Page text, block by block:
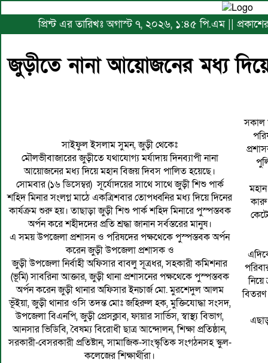
প্রিন্ট এর তারিখঃ অগাস্ট ৭, ২০২৬, ১:৪৫ পি.এম ||
জুড়ীতে নানা আয়োজনের মধ্য
সাইফুল ইসলাম সুমন, জুড়ী থেকেঃ
মৌলভীবাজারের জুড়ীতে যথাযোগ্য মর্যাদায় দিনব্যাপী নানা
আয়োজনের মধ্য দিয়ে মহান বিজয় দিবস পালিত হয়েছে।
সোমবার (১৬ ডিসেম্বর) সূর্যোদয়ের সাথে সাথে জুড়ী শিশু পার্ক
শহিদ মিনার সংলগ্ন মাঠে একত্রিশবার তোপধ্বনির মধ্য দিয়ে দিনের
কার্যক্রম শুরু হয়। তাছাড়া জুড়ী শিশু পার্ক শহিদ মিনারে পুস্পস্তবক
অর্পন করে শহীদদের প্রতি শ্রদ্ধা জানান সর্বস্তরের মানুষ।
এ সময় উপজেলা প্রশাসন ও পরিষদের পক্ষথেকে পুস্পস্তবক অর্পন
করেন জুড়ী উপজেলা প্রশাসক ও
জুড়ী উপজেলা নির্বাহী অফিসার বাবলু সূত্রধর, সহকারী কমিশনার
(ভূমি) সাবরিনা আক্তার, জুড়ী থানা প্রশাসনের পক্ষথেকে পুস্পস্তবক
অর্পন করেন জুড়ী থানার অফিসার ইনচার্জ মো. মুরশেদুল আলম
ভূঁইয়া, জুড়ী থানার ওসি তদন্ত মোঃ জহিরুল হক, মুক্তিযোদ্ধা সংসদ,
উপজেলা বিএনপি, জুড়ী প্রেসক্লাব, ফায়ার সার্ভিস, স্বাস্থ্য বিভাগ,
আনসার ভিডিবি, বৈষম্য বিরোধী ছাত্র আন্দোলন, শিক্ষা প্রতিষ্ঠান,
সরকারী-বেসরকারী প্রতিষ্টান, সামাজিক-সাংস্কৃতিক সংগঠনসহ স্কুল-
কলেজের শিক্ষার্থীরা।
সকাল
কারু
নিয়ে